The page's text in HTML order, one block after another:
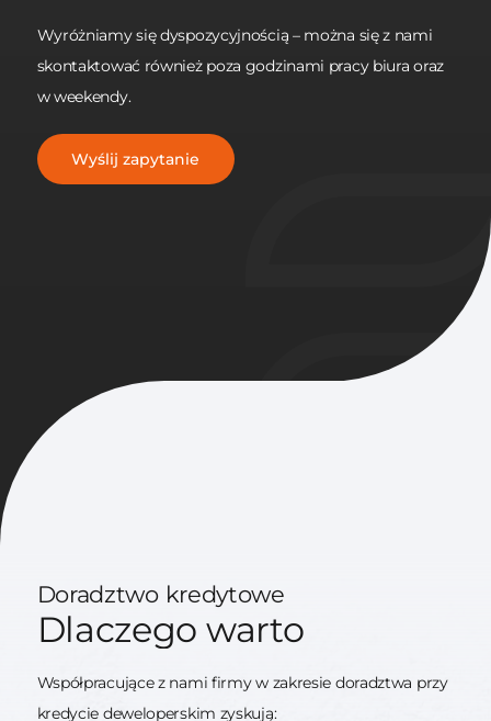
Wyróżniamy się dyspozycyjnością – można się z nami
skontaktować również poza godzinami pracy biura oraz
w weekendy.
Wyślij zapytanie
Doradztwo kredytowe
Dlaczego warto
Współpracujące z nami firmy w zakresie doradztwa przy
kredycie deweloperskim zyskują: